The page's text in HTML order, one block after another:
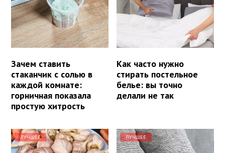
Зачем ставить
стаканчик с солью в
каждой комнате:
горничная показала
простую хитрость
Как часто нужно
стирать постельное
белье: вы точно
делали не так
ЛУЧШЕЕ ЛУЧШЕЕ